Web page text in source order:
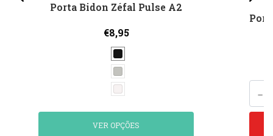
Porta Bidon Zéfal Pulse A2
€8,95
VER OPÇÕES
-